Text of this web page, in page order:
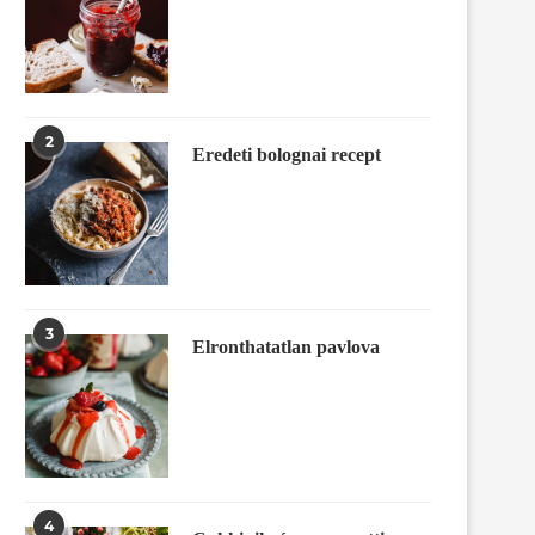
2
Eredeti bolognai recept
3
Elronthatatlan pavlova
4